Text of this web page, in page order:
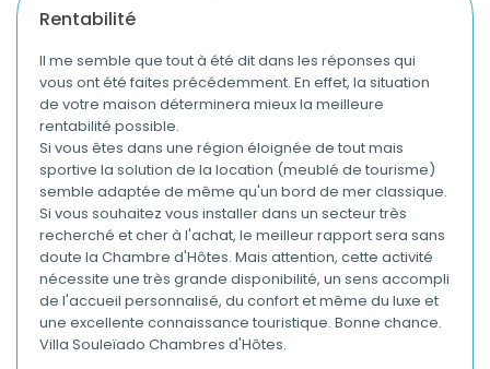
rentabilité
Il me semble que tout à été dit dans les réponses qui
vous ont été faites précédemment. En effet, la situation
de votre maison déterminera mieux la meilleure
rentabilité possible.
Si vous êtes dans une région éloignée de tout mais
sportive la solution de la location (meublé de tourisme)
semble adaptée de même qu'un bord de mer classique.
Si vous souhaitez vous installer dans un secteur très
recherché et cher à l'achat, le meilleur rapport sera sans
doute la Chambre d'Hôtes. Mais attention, cette activité
nécessite une très grande disponibilité, un sens accompli
de l'accueil personnalisé, du confort et même du luxe et
une excellente connaissance touristique. Bonne chance.
Villa Souleïado Chambres d'Hôtes.